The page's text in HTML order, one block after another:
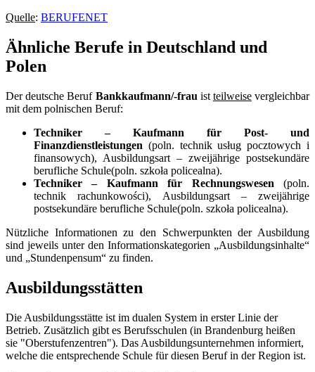
Quelle: BERUFENET
Ähnliche Berufe in Deutschland und
Polen
Der deutsche Beruf Bankkaufmann/-frau ist teilweisevergleichbar
mit dem polnischen Beruf:
Techniker – Kaufmann für Post- und
Finanzdienstleistungen (poln. technik usług pocztowych i
finansowych), Ausbildungsart – zweijährige postsekundäre
berufliche Schule(poln. szkoła policealna).
Techniker – Kaufmann für Rechnungswesen (poln.
technik rachunkowości), Ausbildungsart – zweijährige
postsekundäre berufliche Schule(poln. szkoła policealna).
Nützliche Informationen zu den Schwerpunkten der Ausbildung
sind jeweils unter den Informationskategorien „Ausbildungsinhalte“
und „Stundenpensum“ zu finden.
Ausbildungsstätten
Die Ausbildungsstätte ist im dualen System in erster Linie der
Betrieb. Zusätzlich gibt es Berufsschulen (in Brandenburg heißen
sie "Oberstufenzentren"). Das Ausbildungsunternehmen informiert,
welche die entsprechende Schule für diesen Beruf in der Region ist.